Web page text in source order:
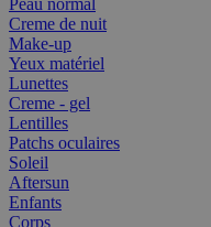
Creme de nuit
Make-up
Yeux matériel
Lunettes
Creme - gel
Lentilles
Patchs oculaires
Soleil
Aftersun
Enfants
Corps